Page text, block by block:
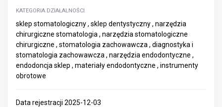
KATEGORIA DZIAŁALNOŚCI
sklep stomatologiczny , sklep dentystyczny , narzędzia
chirurgiczne stomatologia , narzędzia stomatologiczne
chirurgiczne , stomatologia zachowawcza , diagnostyka i
stomatologia zachowawcza , narzędzia endodontyczne ,
endodoncja sklep , materiały endodontyczne , instrumenty
obrotowe
Data rejestracji 2025-12-03